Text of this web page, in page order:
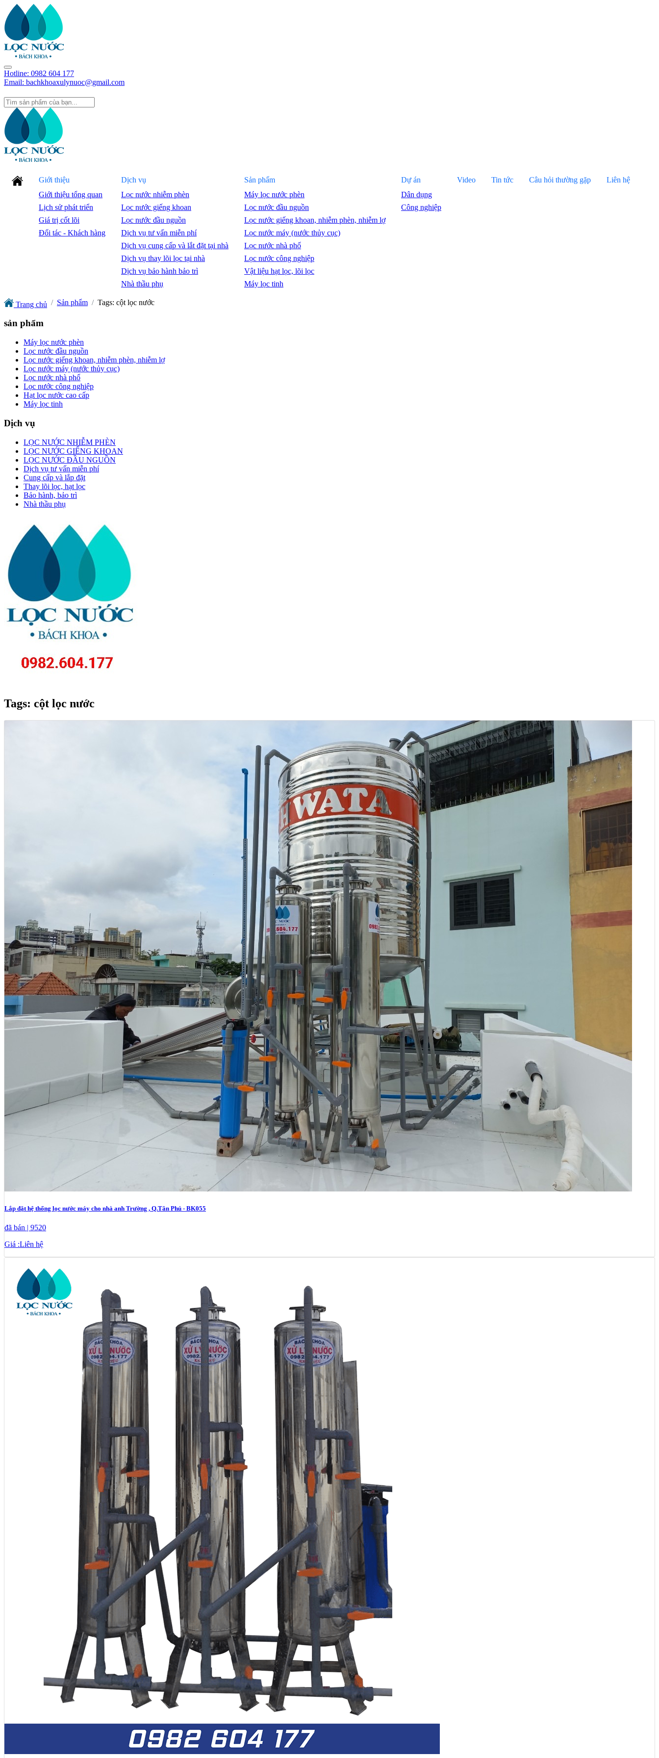
Hotline: 0982 604 177
Email: bachkhoaxulynuoc@gmail.com
Giới thiệu
Giới thiệu tổng quan
Lịch sử phát triển
Giá trị cốt lõi
Đối tác - Khách hàng
Dịch vụ
Lọc nước nhiễm phèn
Lọc nước giếng khoan
Lọc nước đầu nguồn
Dịch vụ tư vấn miễn phí
Dịch vụ cung cấp và lắt đặt tại nhà
Dịch vụ thay lõi lọc tại nhà
Dịch vụ bảo hành bảo trì
Nhà thầu phụ
Sản phẩm
Máy lọc nước phèn
Lọc nước đầu nguồn
Lọc nước giếng khoan, nhiễm phèn, nhiễm lợ
Lọc nước máy (nước thủy cục)
Lọc nước nhà phố
Lọc nước công nghiệp
Vật liệu hạt lọc, lõi lọc
Máy lọc tinh
Dự án
Dân dụng
Công nghiệp
Video Tin tức Câu hỏi thường gặp Liên hệ
Trang chủ Sản phẩm Tags: cột lọc nước
sản phẩm
Máy lọc nước phèn
Lọc nước đầu nguồn
Lọc nước giếng khoan, nhiễm phèn, nhiễm lợ
Lọc nước máy (nước thủy cục)
Lọc nước nhà phố
Lọc nước công nghiệp
Hạt lọc nước cao cấp
Máy lọc tinh
Dịch vụ
LỌC NƯỚC NHIỄM PHÈN
LỌC NƯỚC GIẾNG KHOAN
LỌC NƯỚC ĐẦU NGUỒN
Dịch vụ tư vấn miễn phí
Cung cấp và lắp đặt
Thay lõi lọc, hạt lọc
Bảo hành, bảo trì
Nhà thầu phụ
Tags: cột lọc nước
Lắp đặt hệ thống lọc nước máy cho nhà anh Trường , Q.Tân Phú - BK055
đã bán | 9520
Giá :Liên hệ